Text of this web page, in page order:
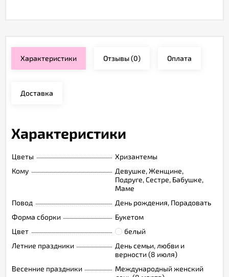
Характеристики Отзывы(0) Оплата
Доставка
Характеристики
Цветы
Хризантемы
Кому
Девушке, Женщине,
Подруге, Сестре, Бабушке,
Маме
Повод
День рождения, Порадовать
Форма сборки
Букетом
Цвет
белый
Летние праздники
День семьи, любви и
верности (8 июля)
Весенние праздники
Международный женский